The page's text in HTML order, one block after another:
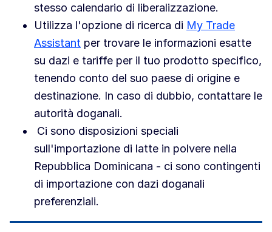
stesso calendario di liberalizzazione.
Utilizza l'opzione di ricerca di My Trade
Assistant per trovare le informazioni esatte
su dazi e tariffe per il tuo prodotto specifico,
tenendo conto del suo paese di origine e
destinazione. In caso di dubbio, contattare le
autorità doganali.
Ci sono disposizioni speciali
sull'importazione di latte in polvere nella
Repubblica Dominicana - ci sono contingenti
di importazione con dazi doganali
preferenziali.